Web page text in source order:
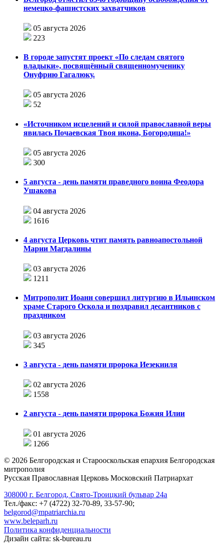
немецко-фашистских захватчиков
05 августа 2026
223
В городе запустят проект «По следам святого
владыки», посвящённый священномученику
Онуфрию Гагалюку.
05 августа 2026
52
«Источником исцелений и силой православной веры
явилась Почаевская Твоя икона, Богородица!»
05 августа 2026
300
5 августа - день памяти праведного воина Феодора
Ушакова
04 августа 2026
1616
4 августа Церковь чтит память равноапостольной
Марии Магдалины
03 августа 2026
1211
Митрополит Иоанн совершил литургию в Ильинском
храме Старого Оскола и поздравил десантников с
праздником
03 августа 2026
345
3 августа - день памяти пророка Иезекииля
02 августа 2026
1558
2 августа - день памяти пророка Божия Илии
01 августа 2026
1266
© 2026 Белгородская и Старооскольская епархия Белгородская
митрополия
Русская Православная Церковь Московский Патриархат
308000 г. Белгород, Свято-Троицкий бульвар 24а
Тел./факс: +7 (4722) 32-70-89, 33-57-90;
belgorod@mpatriarchia.ru
www.beleparh.ru
Политика конфиденциальности
Дизайн сайта: sk-bureau.ru